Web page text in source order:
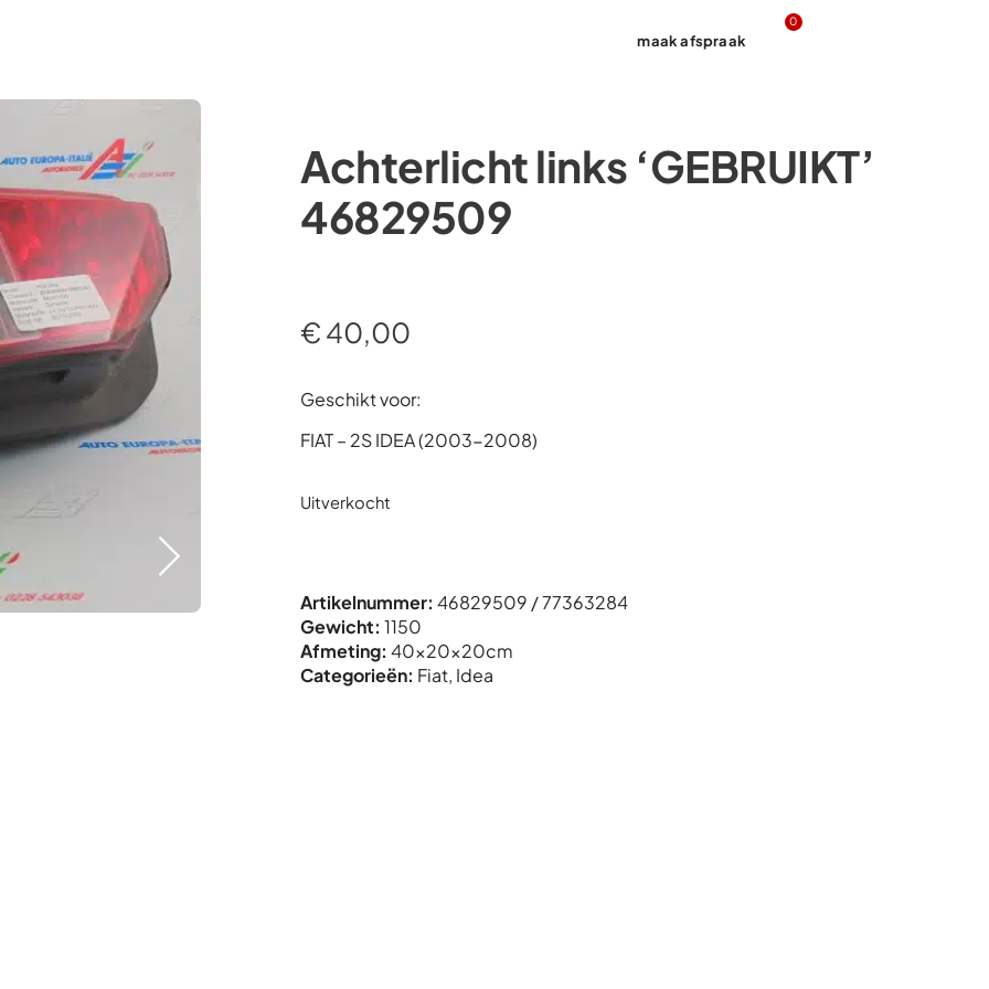
maak afspraak
0
Achterlicht links ‘GEBRUIKT’
46829509
€40,00
Geschikt voor:
FIAT – 2S IDEA (2003-2008)
Uitverkocht
Artikelnummer: 46829509 / 77363284
Gewicht: 1150
Afmeting: 40x20x20cm
Categorieën: Fiat, Idea